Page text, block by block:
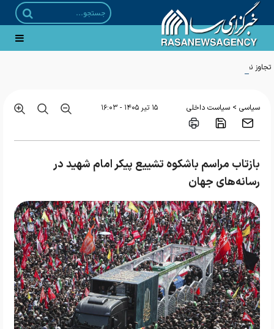
تجاوز نظامی ارتش کودک کش آمریکا به چندین نقطه در مناطق جنوبی کشور
سیاسی > سیاست داخلی ۱۵ تير ۱۴۰۵ - ۱۶:۰۳
بازتاب مراسم باشکوه تشییع پیکر امام شهید در
رسانه‌های جهان